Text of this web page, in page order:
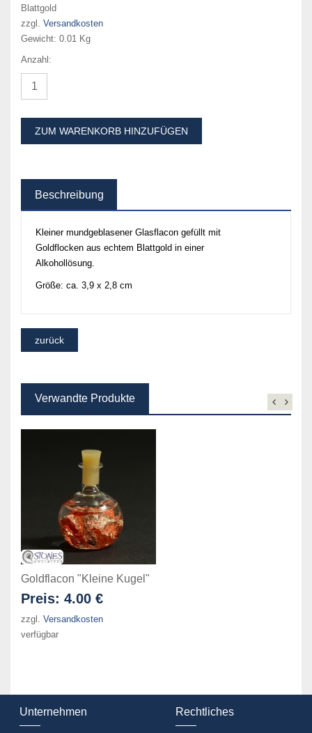
Blattgold
zzgl. Versandkosten
Gewicht: 0.01 Kg
Anzahl:
ZUM WARENKORB HINZUFÜGEN
Beschreibung
Kleiner mundgeblasener Glasflacon gefüllt mit
Goldflocken aus echtem Blattgold in einer
Alkohollösung.
Größe: ca. 3,9 x 2,8 cm
Verwandte Produkte
Goldflacon "Kleine Kugel"
Preis: 4.00 €
zzgl. Versandkosten
verfügbar
Unternehmen Rechtliches